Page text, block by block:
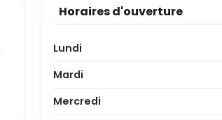
Horaires d'ouverture
Lundi
Mardi
Mercredi